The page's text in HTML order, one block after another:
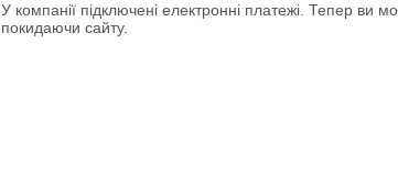
У компанії підключені електронні платежі. Тепер ви
покидаючи сайту.